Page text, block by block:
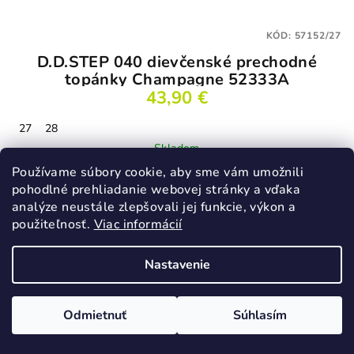
Používame súbory cookie, aby sme vám umožnili
pohodlné prehliadanie webovej stránky a vďaka
analýze neustále zlepšovali jej funkcie, výkon a
použiteľnosť. Viac informácií
Nastavenie
Odmietnuť Súhlasím
D.D.STEP 040 dievčenské prechodné
topánky Champagne 52333A
43,90 €
27
28
Skladom
Detail
KÓD: 57152/27
Podobné produkty